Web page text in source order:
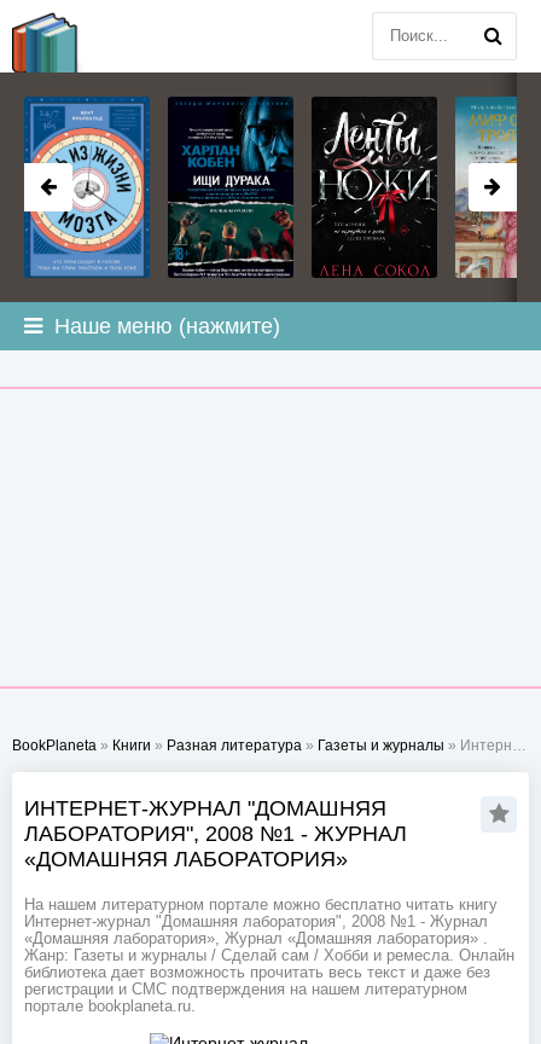
Наше меню (нажмите)
BookPlaneta » Книги » Разная литература » Газеты и журналы » Интернет-журнал "Домашняя лаборатория", 2008 №1 - Журнал «Домашняя лаборатория»
ИНТЕРНЕТ-ЖУРНАЛ "ДОМАШНЯЯ
ЛАБОРАТОРИЯ", 2008 №1 - ЖУРНАЛ
«ДОМАШНЯЯ ЛАБОРАТОРИЯ»
На нашем литературном портале можно бесплатно читать книгу
Интернет-журнал "Домашняя лаборатория", 2008 №1 - Журнал
«Домашняя лаборатория», Журнал «Домашняя лаборатория» .
Жанр: Газеты и журналы / Сделай сам / Хобби и ремесла. Онлайн
библиотека дает возможность прочитать весь текст и даже без
регистрации и СМС подтверждения на нашем литературном
портале bookplaneta.ru.
BOOKPLANETA.COM